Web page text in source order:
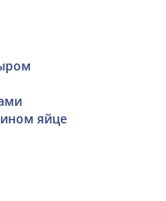
яйце